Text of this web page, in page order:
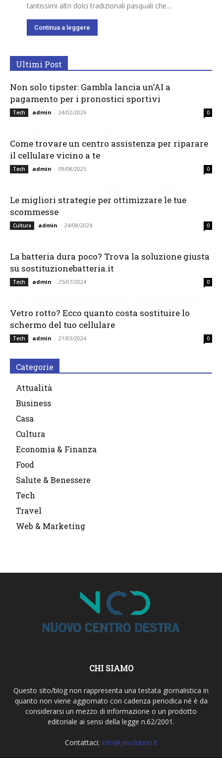
tantissimi altri dolci tradizionali pasquali che...
Continua a leggere
Ultimi Post
Non solo tipster: Gambla lancia un’AI a
pagamento per i pronostici sportivi
Tech admin - 24/02/2026 0
Come trovare un centro assistenza per riparare
il cellulare vicino a te
Tech admin - 09/08/2025 0
Le migliori strategie per ottimizzare le tue
scommesse
Cultura admin - 24/08/2024 0
La batteria dura poco? Trova la soluzione giusta
su sostituzionebatteria.it
Tech admin - 25/07/2024 0
Vetro rotto? Ecco quanto costa sostituire lo
schermo del tuo cellulare
Tech admin - 21/03/2024 0
Categorie
Attualità
Business
Casa
Cultura
Economia & Finanza
Food
Salute & Benessere
Tech
Travel
Web & Marketing
CHI SIAMO
Questo sito/blog non rappresenta una testata giornalistica in
quanto non viene aggiornato con cadenza periodica né è da
considerarsi un mezzo di informazione o un prodotto
editoriale ai sensi della legge n.62/2001.
Contattaci: info@jasolution.it